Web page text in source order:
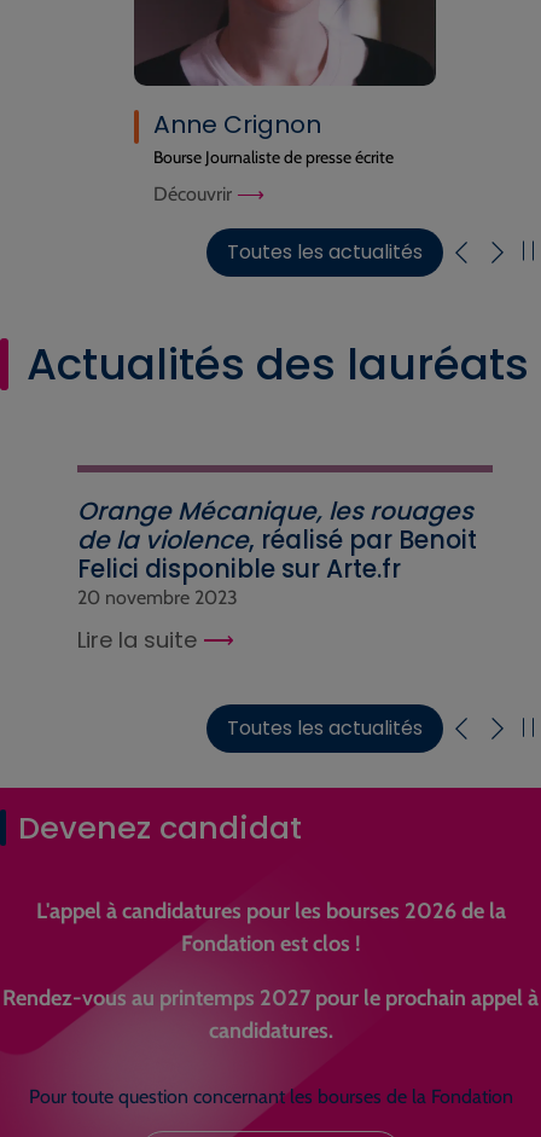
Anne Crignon
Bourse Journaliste de presse écrite
Découvrir
Toutes les actualités
Actualités des lauréats
Orange Mécanique, les rouages
de la violence, réalisé par Benoit
Felici disponible sur Arte.fr
20 novembre 2023
Lire la suite
Toutes les actualités
Devenez candidat
L'appel à candidatures pour les bourses 2026 de la
Fondation est clos !
Rendez-vous au printemps 2027 pour le prochain appel à
candidatures.
Pour toute question concernant les bourses de la Fondation